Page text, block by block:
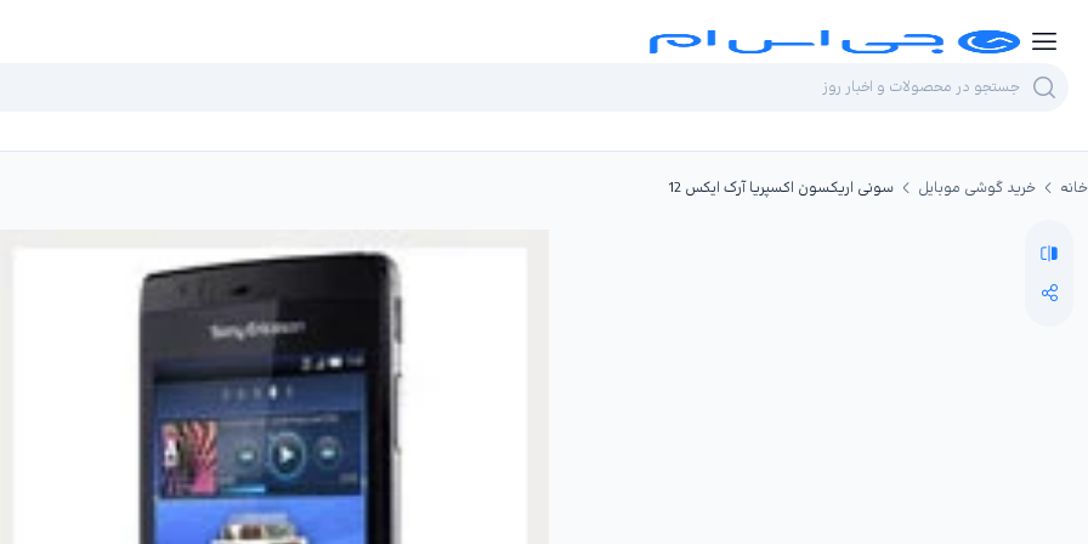
خانه خرید گوشی موبایل سونی اریکسون اکسپریا آرک ایکس 12